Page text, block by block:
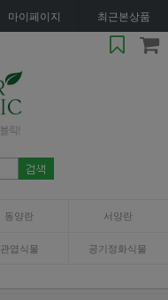
마이페이지 최근본상품
동양란 서양란
관엽식물 공기정화식물